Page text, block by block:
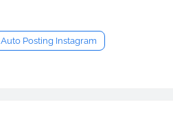
Auto Posting Instagram